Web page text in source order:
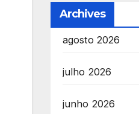
Archives
agosto 2026
julho 2026
junho 2026